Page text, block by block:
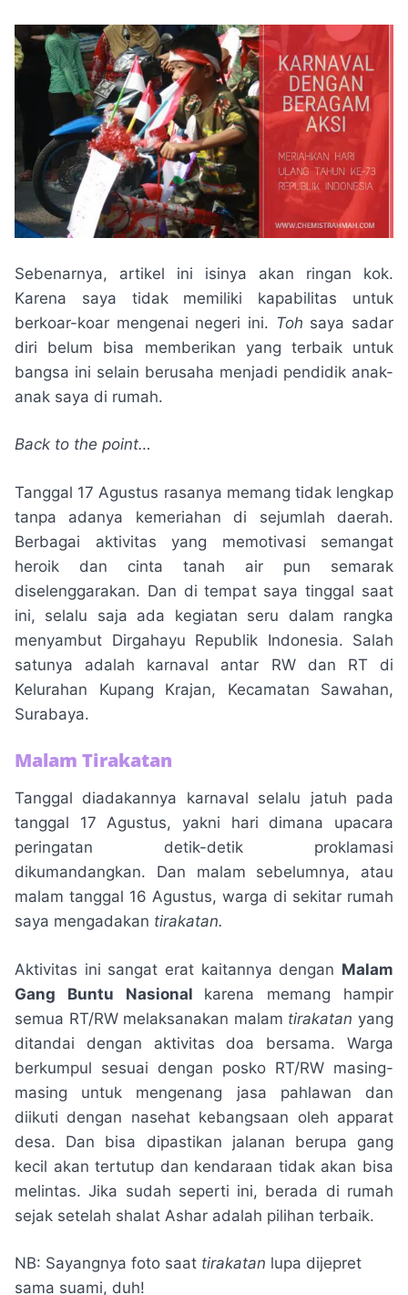
Sebenarnya, artikel ini isinya akan ringan kok.
Karena saya tidak memiliki kapabilitas untuk
berkoar-koar mengenai negeri ini. Toh saya sadar
diri belum bisa memberikan yang terbaik untuk
bangsa ini selain berusaha menjadi pendidik anak-
anak saya di rumah.
Back to the point…
Tanggal 17 Agustus rasanya memang tidak lengkap
tanpa adanya kemeriahan di sejumlah daerah.
Berbagai aktivitas yang memotivasi semangat
heroik dan cinta tanah air pun semarak
diselenggarakan. Dan di tempat saya tinggal saat
ini, selalu saja ada kegiatan seru dalam rangka
menyambut Dirgahayu Republik Indonesia. Salah
satunya adalah karnaval antar RW dan RT di
Kelurahan Kupang Krajan, Kecamatan Sawahan,
Surabaya.
Malam Tirakatan
Tanggal diadakannya karnaval selalu jatuh pada
tanggal 17 Agustus, yakni hari dimana upacara
peringatan detik-detik proklamasi
dikumandangkan. Dan malam sebelumnya, atau
malam tanggal 16 Agustus, warga di sekitar rumah
saya mengadakan tirakatan.
Aktivitas ini sangat erat kaitannya dengan Malam
Gang Buntu Nasional karena memang hampir
semua RT/RW melaksanakan malam tirakatanyang
ditandai dengan aktivitas doa bersama. Warga
berkumpul sesuai dengan posko RT/RW masing-
masing untuk mengenang jasa pahlawan dan
diikuti dengan nasehat kebangsaan oleh apparat
desa. Dan bisa dipastikan jalanan berupa gang
kecil akan tertutup dan kendaraan tidak akan bisa
melintas. Jika sudah seperti ini, berada di rumah
sejak setelah shalat Ashar adalah pilihan terbaik.
NB: Sayangnya foto saat tirakatan lupa dijepret
sama suami, duh!